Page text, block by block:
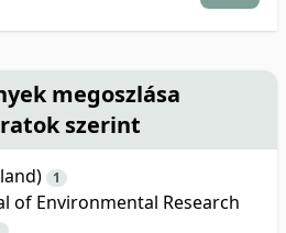
megoszlása
szerint
1
of Environmental Research